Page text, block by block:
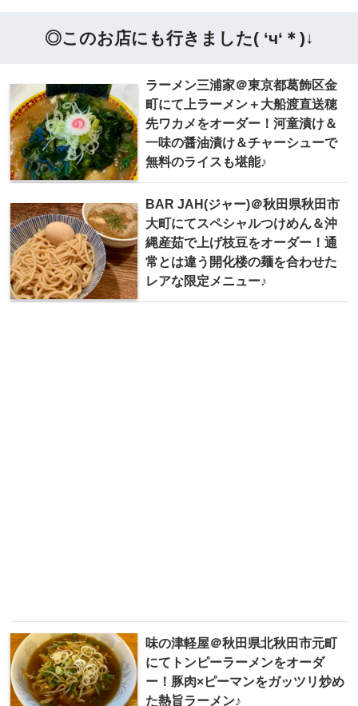
◎このお店にも行きました( ‘ч‘＊)↓
ラーメン三浦家＠東京都葛飾区金
町にて上ラーメン＋大船渡直送穂
先ワカメをオーダー！河童漬け＆
一味の醤油漬け＆チャーシューで
無料のライスも堪能♪
BAR JAH(ジャー)＠秋田県秋田市
大町にてスペシャルつけめん＆沖
縄産茹で上げ枝豆をオーダー！通
常とは違う開化楼の麺を合わせた
レアな限定メニュー♪
味の津軽屋＠秋田県北秋田市元町
にてトンピーラーメンをオーダ
ー！豚肉×ピーマンをガッツリ炒め
た熱旨ラーメン♪